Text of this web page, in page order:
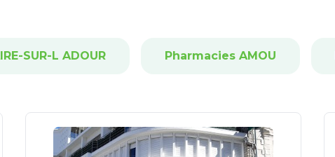
SUR-L ADOUR Pharmacies AMOU